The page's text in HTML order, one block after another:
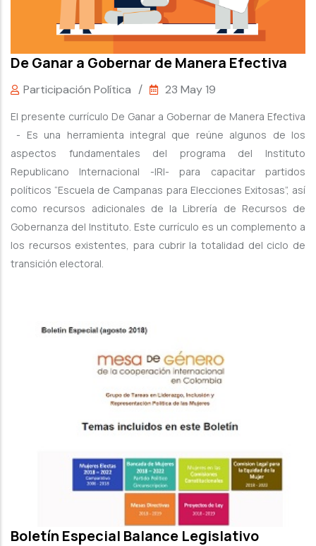
De Ganar a Gobernar de Manera Efectiva
Participación Política / 23 May 19
El presente currículo De Ganar a Gobernar de Manera Efectiva
- Es una herramienta integral que reúne algunos de los
aspectos fundamentales del programa del Instituto
Republicano Internacional -IRI- para capacitar partidos
políticos “Escuela de Campanas para Elecciones Exitosas”, así
como recursos adicionales de la Librería de Recursos de
Gobernanza del Instituto. Este currículo es un complemento a
los recursos existentes, para cubrir la totalidad del ciclo de
transición electoral.
Boletín Especial Balance Legislativo